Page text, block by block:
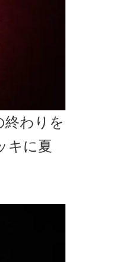
終わりを
キに夏